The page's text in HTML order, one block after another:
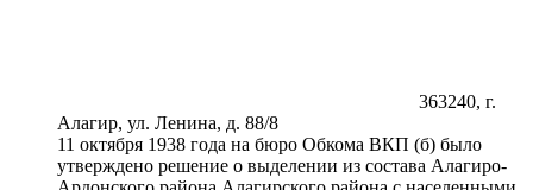
363240, г.
Алагир, ул. Ленина, д. 88/8
11 октября 1938 года на бюро Обкома ВКП (б) было
утверждено решение о выделении из состава Алагиро-